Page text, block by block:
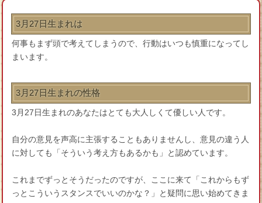
3月27日生まれは
何事もまず頭で考えてしまうので、行動はいつも慎重になってし
まいます。
3月27日生まれの性格
3月27日生まれのあなたはとても大人しくて優しい人です。
自分の意見を声高に主張することもありませんし、意見の違う人
に対しても「そういう考え方もあるかも」と認めています。
これまでずっとそうだったのですが、ここに来て「これからもず
っとこういうスタンスでいいのかな？」と疑問に思い始めてきま